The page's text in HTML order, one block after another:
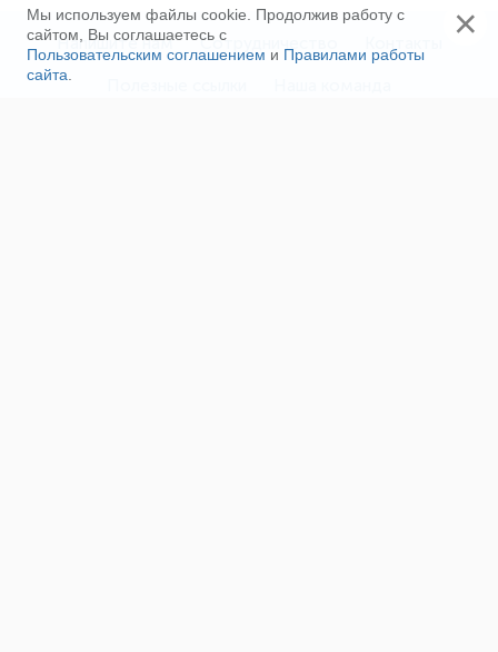
Напишите нам Сотрудничество
Мы используем файлы cookie. Продолжив работу с
сайтом, Вы соглашаетесь с
Пользовательским соглашением и Правилами работы
сайта
×